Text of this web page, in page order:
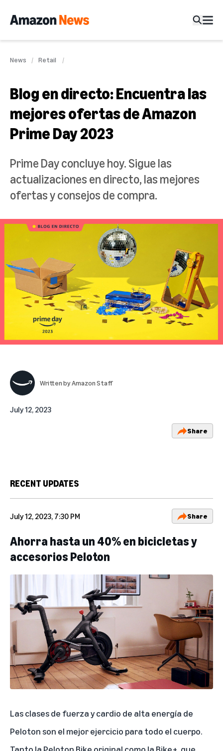
News Retail
Blog en directo: Encuentra las
mejores ofertas de Amazon
Prime Day 2023
Prime Day concluye hoy. Sigue las
actualizaciones en directo, las mejores
ofertas y consejos de compra.
Written byAmazon Staff
July 12, 2023
Share
RECENT UPDATES
July 12, 2023, 7:30 PM Share
Ahorra hasta un 40% en bicicletas y
accesorios Peloton
Las clases de fuerza y cardio de alta energía de
Peloton son el mejor ejercicio para todo el cuerpo.